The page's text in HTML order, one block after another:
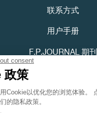
联系方式
用户手册
F.P.JOURNAL 期刊
可访问性声明
伪冒品